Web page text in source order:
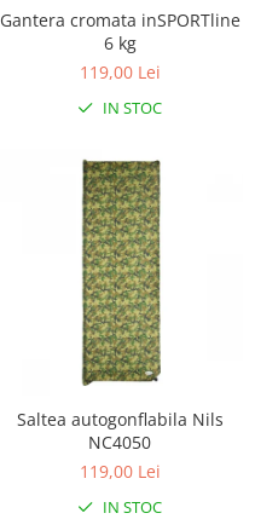
Gantera cromata inSPORTline
6 kg
119,00 Lei
IN STOC
Saltea autogonflabila Nils
NC4050
119,00 Lei
IN STOC